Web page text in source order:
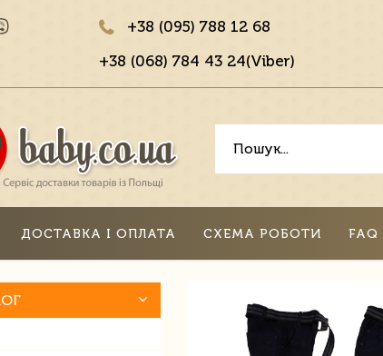
+38 (095) 788 12 68
+38 (068) 784 43 24(Viber)
ДОСТАВКА І ОПЛАТА СХЕМА РОБОТИ FAQ